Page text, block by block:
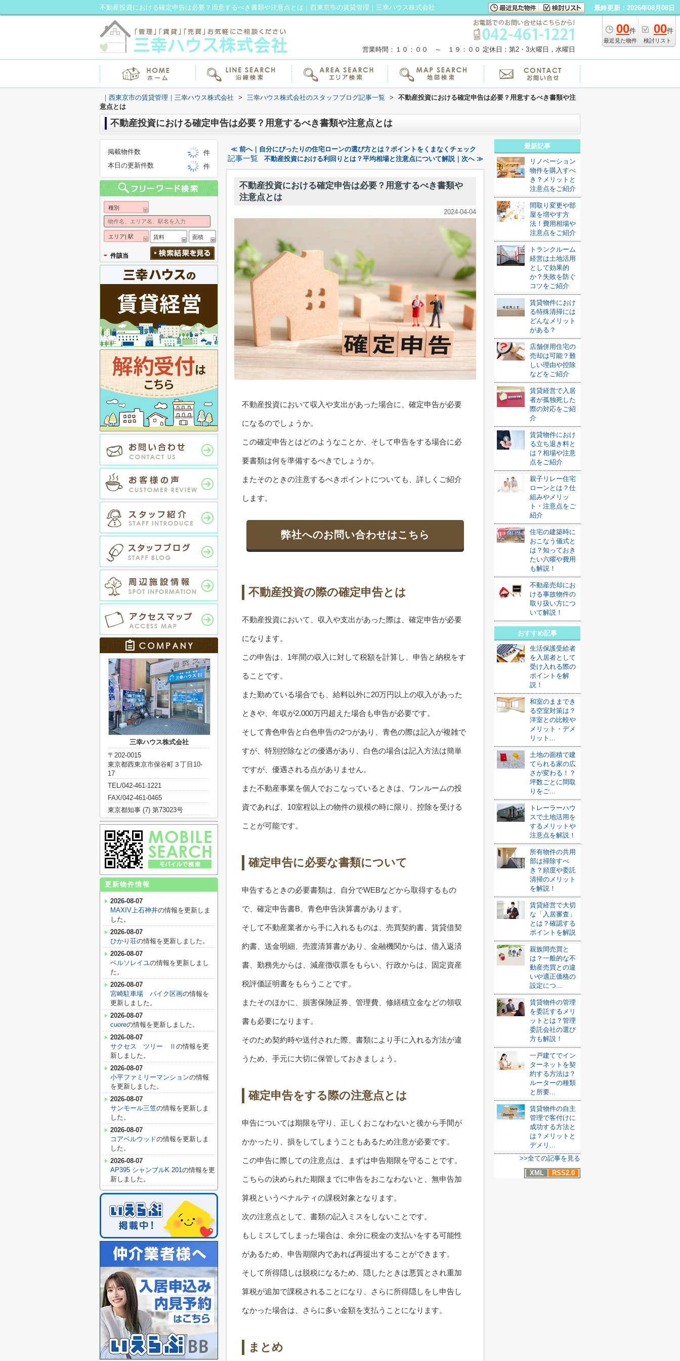
不動産投資における確定申告は必要？用意するべき書類や注意点とは｜西東京市の賃貸管理｜三幸ハウス株式会社 最終更新：2026年08月08日
00件
最近見た物件
00件
検討リスト
営業時間：１０：００ ～ １９：００ 定休日：第2・3火曜日，水曜日
｜西東京市の賃貸管理｜三幸ハウス株式会社 > 三幸ハウス株式会社のスタッフブログ記事一覧 >
不動産投資における確定申告は必要？用意するべき書類や注
意点とは
不動産投資における確定申告は必要？用意するべき書類や注意点とは
≪ 前へ｜自分にぴったりの住宅ローンの選び方とは？ポイントをくまなくチェック
記事一覧 不動産投資における利回りとは？平均相場と注意点について解説｜次へ ≫
不動産投資における確定申告は必要？用意するべき書類や
注意点とは
2024-04-04
不動産投資において収入や支出があった場合に、確定申告が必要
になるのでしょうか。
この確定申告とはどのようなことか、そして申告をする場合に必
要書類は何を準備するべきでしょうか。
またそのときの注意するべきポイントについても、詳しくご紹介
します。
弊社へのお問い合わせはこちら
不動産投資の際の確定申告とは
不動産投資において、収入や支出があった際は、確定申告が必要
になります。
この申告は、1年間の収入に対して税額を計算し、申告と納税をす
ることです。
また勤めている場合でも、給料以外に20万円以上の収入があった
ときや、年収が2.000万円超えた場合も申告が必要です。
そして青色申告と白色申告の2つがあり、青色の際は記入が複雑で
すが、特別控除などの優遇があり、白色の場合は記入方法は簡単
ですが、優遇される点がありません。
また不動産事業を個人でおこなっているときは、ワンルームの投
資であれば、10室程以上の物件の規模の時に限り、控除を受ける
ことが可能です。
確定申告に必要な書類について
申告するときの必要書類は、自分でWEBなどから取得するもの
で、確定申告書B、青色申告決算書があります。
そして不動産業者から手に入れるものは、売買契約書、賃貸借契
約書、送金明細、売渡清算書があり、金融機関からは、借入返済
書、勤務先からは、減産徴収票をもらい、行政からは、固定資産
税評価証明書をもらうことです。
またそのほかに、損害保険証券、管理費、修繕積立金などの領収
書も必要になります。
そのため契約時や送付された際、書類により手に入れる方法が違
うため、手元に大切に保管しておきましょう。
確定申告をする際の注意点とは
申告については期限を守り、正しくおこなわないと後から手間が
かかったり、損をしてしまうこともあるため注意が必要です。
この申告に際しての注意点は、まずは申告期限を守ることです。
こちらの決められた期限までに申告をおこなわないと、無申告加
算税というペナルティの課税対象となります。
次の注意点として、書類の記入ミスをしないことです。
もしミスしてしまった場合は、余分に税金の支払いをする可能性
があるため、申告期限内であれば再提出することができます。
そして所得隠しは脱税になるため、隠したときは悪質とされ重加
算税が追加で課税されることになり、さらに所得隠しをし申告し
なかった場合は、さらに多い金額を支払うことになります。
まとめ
最新記事
リノベーション
物件を購入すべ
き？メリットと
注意点をご紹介
間取り変更や部
屋を増やす方
法！費用相場や
注意点をご紹介
トランクルーム
経営は土地活用
として効果的
か？失敗を防ぐ
コツをご紹介
賃貸物件におけ
る特殊清掃には
どんなメリット
がある？
店舗併用住宅の
売却は可能？難
しい理由や控除
などをご紹介
賃貸経営で入居
者が孤独死した
際の対応をご紹
介
賃貸物件におけ
る立ち退き料と
は？相場や注意
点をご紹介
親子リレー住宅
ローンとは？仕
組みやメリッ
ト・注意点をご
紹介
住宅の建築時に
おこなう儀式と
は？知っておき
たい六曜や費用
も解説！
不動産売却にお
ける事故物件の
取り扱い方につ
いて解説！
おすすめ記事
生活保護受給者
を入居者として
受け入れる際の
ポイントを解
説！
和室のままでき
る空室対策は？
洋室との比較や
メリット・デメ
リット...
土地の面積で建
てられる家の広
さが変わる！？
坪数ごとに間取
りをご...
トレーラーハウ
スで土地活用を
するメリットや
注意点を解説！
所有物件の共用
部は掃除すべ
き？頻度や委託
清掃のメリット
を解説！
賃貸経営で大切
な「入居審査」
とは？確認する
ポイントを解説
親族間売買と
は？一般的な不
動産売買との違
いや適正価格の
設定につ...
賃貸物件の管理
を委託するメリ
ットとは？管理
委託会社の選び
方も解説！
一戸建てでイン
ターネットを契
約する方法は？
ルーターの種類
と所要...
賃貸物件の自主
管理で客付けに
成功する方法と
は？メリットと
デメリ...
>>全ての記事を見る
XML
RSS2.0
掲載物件数
件
本日の更新件数
件
種別
エリア| 駅 賃料 面積
- 件該当
三幸ハウス株式会社
〒202-0015
東京都西東京市保谷町３丁目10-
17
TEL/042-461-1221
FAX/042-461-0465
東京都知事 (7) 第73023号
更新物件情報
2026-08-07
MAXIV上石神井の情報を更新しま
した。
2026-08-07
ひかり荘の情報を更新しました。
2026-08-07
ベルソレイユの情報を更新しまし
た。
2026-08-07
宮崎駐車場 バイク区画の情報を
更新しました。
2026-08-07
cuoreの情報を更新しました。
2026-08-07
サクセス ツリー Ⅱ の情報を更
新しました。
2026-08-07
小平ファミリーマンションの情報
を更新しました。
2026-08-07
サンモール三笠の情報を更新しま
した。
2026-08-07
コアベルウッドの情報を更新しま
した。
2026-08-07
AP395 シャンブルK 201の情報を更
新しました。